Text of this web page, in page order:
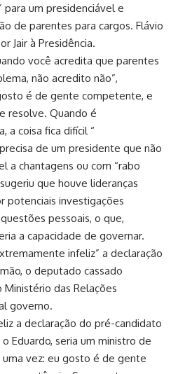
para um presidenciável e
de parentes para cargos. Flávio
Jair à Presidência.
você acredita que parentes
não acredito não”,
é de gente competente, e
resolve. Quando é
a coisa fica difícil “
de um presidente que não
a chantagens ou com “rabo
que houve lideranças
potenciais investigações
pessoais, o que,
a capacidade de governar.
infeliz” a declaração
o deputado cassado
Ministério das Relações
governo.
a declaração do pré-candidato
Eduardo, seria um ministro de
vez: eu gosto é de gente